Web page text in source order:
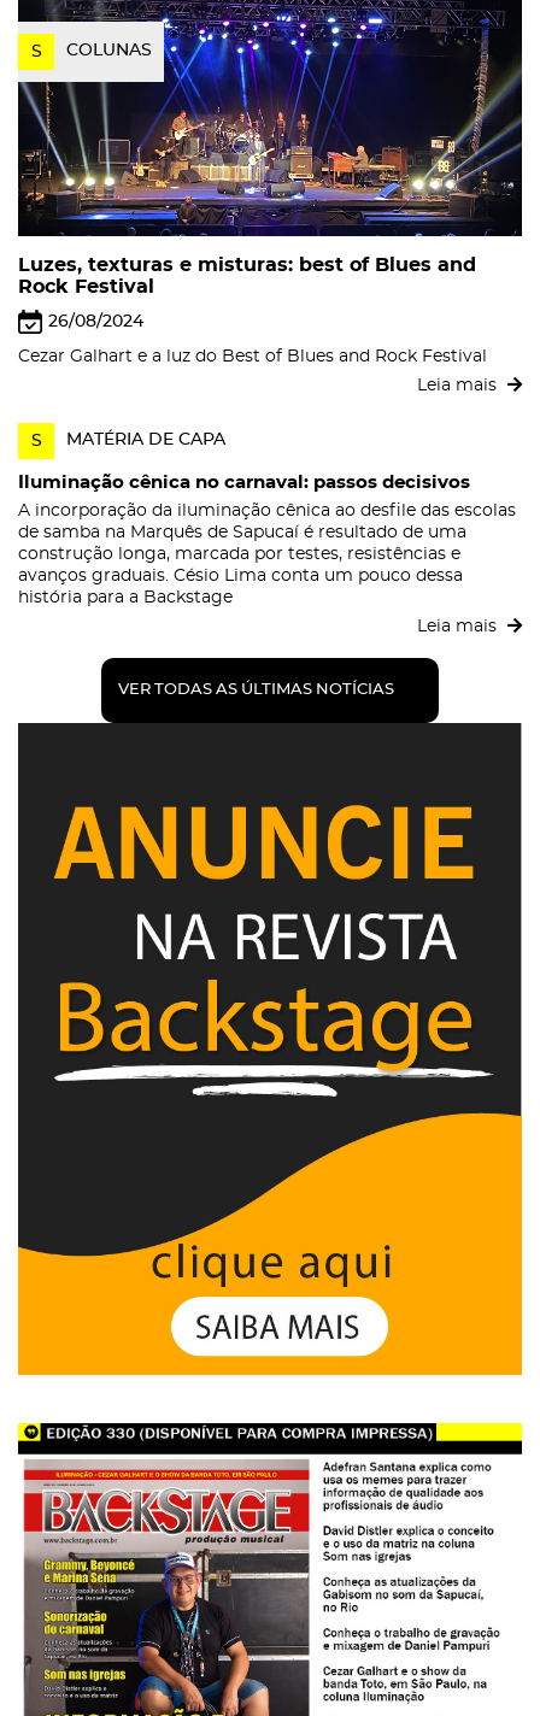
S COLUNAS
Luzes, texturas e misturas: best of Blues and
Rock Festival
26/08/2024
Cezar Galhart e a luz do Best of Blues and Rock Festival
Leia mais
S MATÉRIA DE CAPA
Iluminação cênica no carnaval: passos decisivos
A incorporação da iluminação cênica ao desfile das escolas
de samba na Marquês de Sapucaí é resultado de uma
construção longa, marcada por testes, resistências e
avanços graduais. Césio Lima conta um pouco dessa
história para a Backstage
Leia mais
VER TODAS AS ÚLTIMAS NOTÍCIAS
Backstage 330